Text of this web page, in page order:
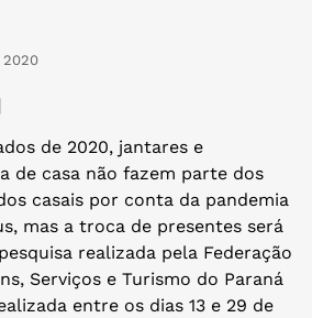
2020
de 2020, jantares e
de casa não fazem parte dos
casais por conta da pandemia
mas a troca de presentes será
realizada pela Federação
Serviços e Turismo do Paraná
entre os dias 13 e 29 de